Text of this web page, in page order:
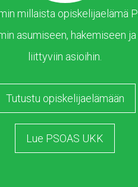
millaista opiskelijaelämä
asumiseen, hakemiseen
liittyviin asioihin.
Tutustu opiskelijaelämään
Lue PSOAS UKK